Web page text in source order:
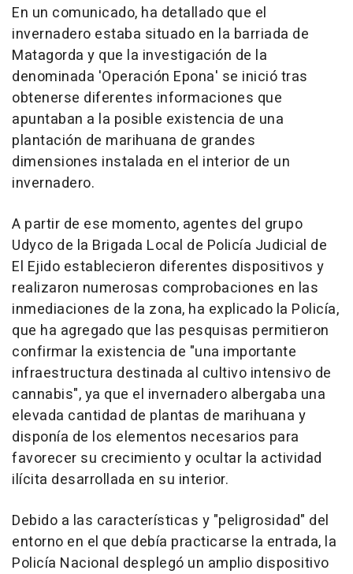
En un comunicado, ha detallado que el
invernadero estaba situado en la barriada de
Matagorda y que la investigación de la
denominada 'Operación Epona' se inició tras
obtenerse diferentes informaciones que
apuntaban a la posible existencia de una
plantación de marihuana de grandes
dimensiones instalada en el interior de un
invernadero.
A partir de ese momento, agentes del grupo
Udyco de la Brigada Local de Policía Judicial de
El Ejido establecieron diferentes dispositivos y
realizaron numerosas comprobaciones en las
inmediaciones de la zona, ha explicado la Policía,
que ha agregado que las pesquisas permitieron
confirmar la existencia de "una importante
infraestructura destinada al cultivo intensivo de
cannabis", ya que el invernadero albergaba una
elevada cantidad de plantas de marihuana y
disponía de los elementos necesarios para
favorecer su crecimiento y ocultar la actividad
ilícita desarrollada en su interior.
Debido a las características y "peligrosidad" del
entorno en el que debía practicarse la entrada, la
Policía Nacional desplegó un amplio dispositivo